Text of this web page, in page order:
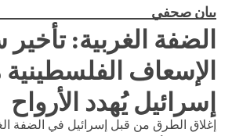
بيان صحفي
الضفة الغربية:
الإسعاف
إسرائيل يُهدد الأرواح